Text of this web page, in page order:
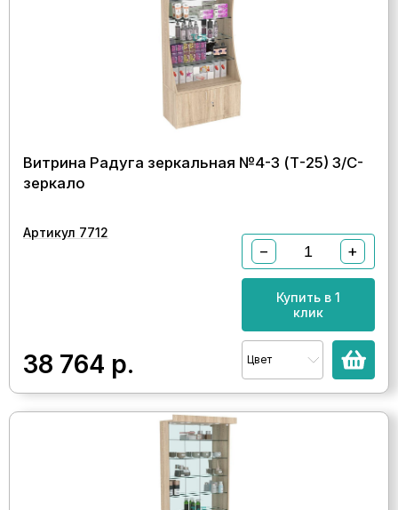
Витрина Радуга зеркальная №4-3 (Т-25) З/C-
зеркало
Артикул 7712
38 764 р.
− +
Купить в 1
клик
Цвет